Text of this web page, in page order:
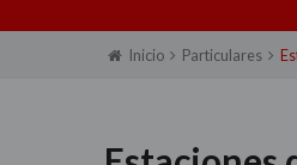
Inicio Particulares